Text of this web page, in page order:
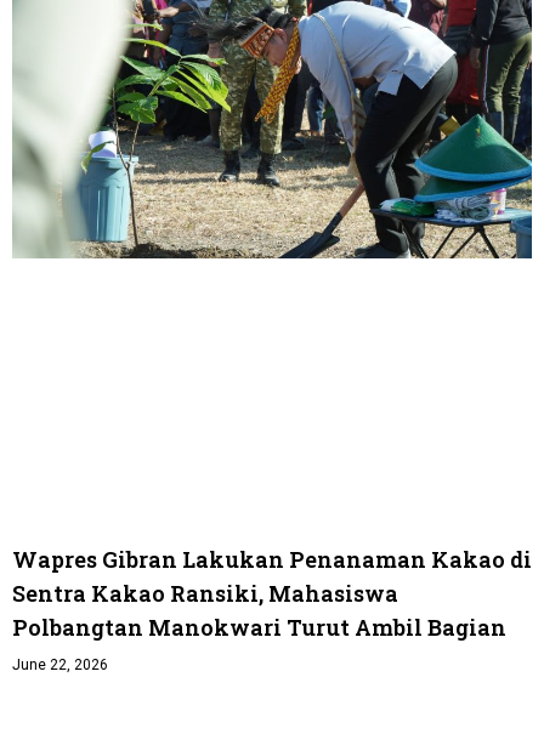
Wapres Gibran Lakukan Penanaman Kakao di
Sentra Kakao Ransiki, Mahasiswa
Polbangtan Manokwari Turut Ambil Bagian
June 22, 2026